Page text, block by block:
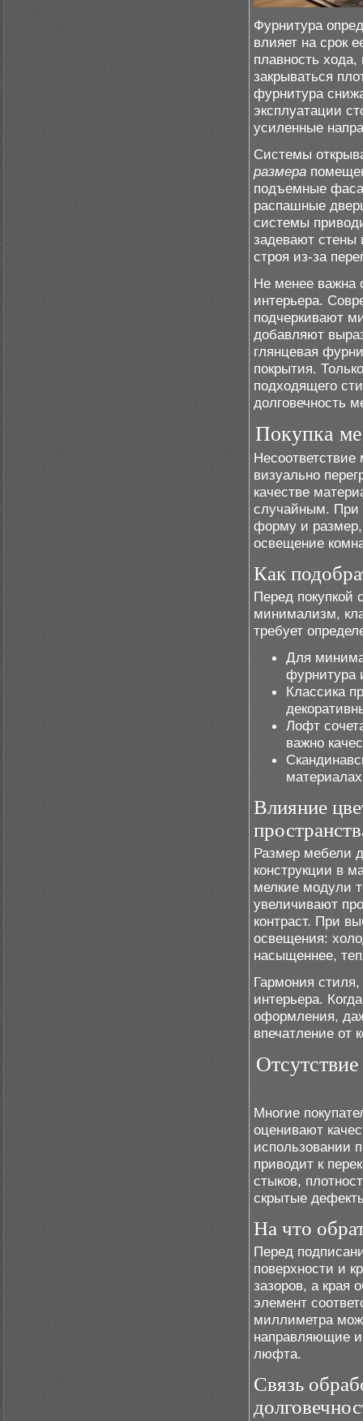
Фурнитура
влияет на срок
плавность
закрываться
фурнитура
эксплуатации
усиленные
Системы
размера
подъемные
распашные
системы
задевают
строя из-за
Не менее
интерьера.
подчеркивают
добавляют
глянцевая
покрытия.
подходящего
долговечность
Покупка
визуально
качестве
случайным. При
форму и размер,
освещение
Как
Перед покупкой
минимализм,
требует
Для
фурнитура
Классика
Лофт
важно
Влияние
Размер мебели
конструкции в
мелкие модули
увеличивают
контраст. При
освещения:
насыщеннее,
Гармония
интерьера.
оформления,
впечатление от
Многие
оценивают
использовании
приводит к
стыков,
скрытые
На что
Перед
поверхности и
зазоров, а края
элемент
миллиметра
направляющие
люфта.
Связь